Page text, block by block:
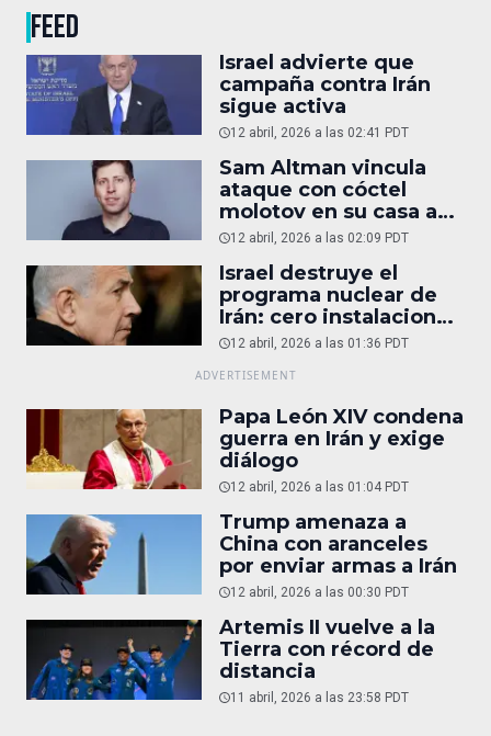
FEED
Israel advierte que
campaña contra Irán
sigue activa
12 abril, 2026 a las 02:41 PDT
Sam Altman vincula
ataque con cóctel
molotov en su casa a
reportaje
12 abril, 2026 a las 02:09 PDT
Israel destruye el
programa nuclear de
Irán: cero instalaciones
operativas
12 abril, 2026 a las 01:36 PDT
Papa León XIV condena
guerra en Irán y exige
diálogo
12 abril, 2026 a las 01:04 PDT
Trump amenaza a
China con aranceles
por enviar armas a Irán
12 abril, 2026 a las 00:30 PDT
Artemis II vuelve a la
Tierra con récord de
distancia
11 abril, 2026 a las 23:58 PDT